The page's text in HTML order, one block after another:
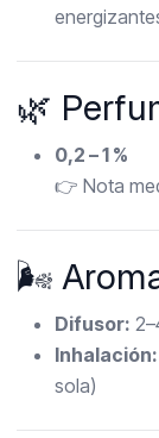
🌿
0,2 – 1 %
👉 Nota
🌬️
Difusor:
Inhalación:
sola)